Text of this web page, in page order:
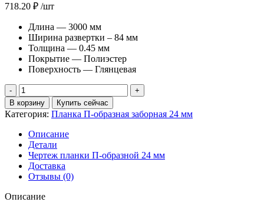
718.20 ₽ /шт
Длина — 3000 мм
Ширина развертки – 84 мм
Толщина — 0.45 мм
Покрытие — Полиэстер
Поверхность — Глянцевая
Количество
товара
Планка
П-
образная
заборная
24
0,45
PE
пленкой
В корзину Купить сейчас
Категория: Планка П-образная заборная 24 мм
Описание
Детали
Чертеж планки П-образной 24 мм
Доставка
Отзывы (0)
Описание